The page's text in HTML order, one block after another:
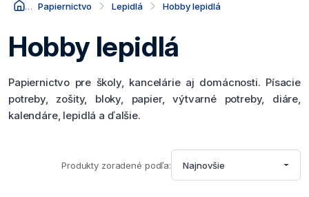
Papiernictvo Lepidlá Hobby lepidlá
Hobby lepidlá
Papiernictvo pre školy, kancelárie aj domácnosti. Písacie
potreby, zošity, bloky, papier, výtvarné potreby, diáre,
kalendáre, lepidlá a ďalšie.
Produkty zoradené podľa: Najnovšie